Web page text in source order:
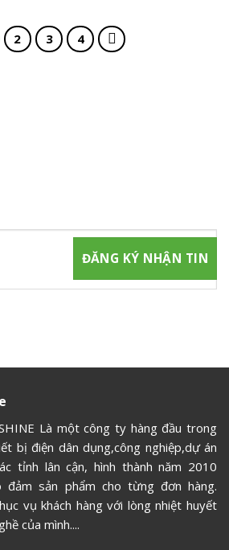
2 3 4
Là một công ty hàng đầu trong
bị điện dân dụng,công nghiệp,dự án
tỉnh lân cận, hình thành năm 2010
đảm sản phẩm cho từng đơn hàng.
vụ khách hàng với lòng nhiệt huyết
của mình....